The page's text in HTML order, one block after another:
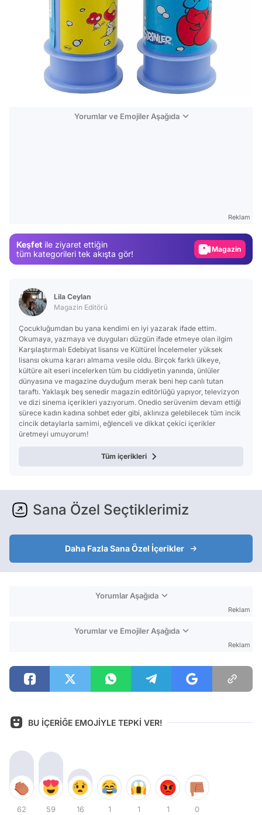
Yorumlar ve Emojiler Aşağıda
Reklam
Keşfet ile ziyaret ettiğin
tüm kategorileri tek akışta gör!
Video
Lila Ceylan
Magazin Editörü
Çocukluğumdan bu yana kendimi en iyi yazarak ifade ettim.
Okumaya, yazmaya ve duyguları düzgün ifade etmeye olan ilgim
Karşılaştırmalı Edebiyat lisansı ve Kültürel İncelemeler yüksek
lisansı okuma kararı almama vesile oldu. Birçok farklı ülkeye,
kültüre ait eseri incelerken tüm bu ciddiyetin yanında, ünlüler
dünyasına ve magazine duyduğum merak beni hep canlı tutan
taraftı. Yaklaşık beş senedir magazin editörlüğü yapıyor, televizyon
ve dizi sinema içerikleri yazıyorum. Onedio serüvenim devam ettiği
sürece kadın kadına sohbet eder gibi, aklınıza gelebilecek tüm incik
cincik detaylarla samimi, eğlenceli ve dikkat çekici içerikler
üretmeyi umuyorum!
Tüm içerikleri
Sana Özel Seçtiklerimiz
Daha Fazla Sana Özel İçerikler
Yorumlar Aşağıda
Reklam
Yorumlar ve Emojiler Aşağıda
Reklam
BU İÇERİĞE EMOJİYLE TEPKİ VER!
62 59 16 1 1 1 0